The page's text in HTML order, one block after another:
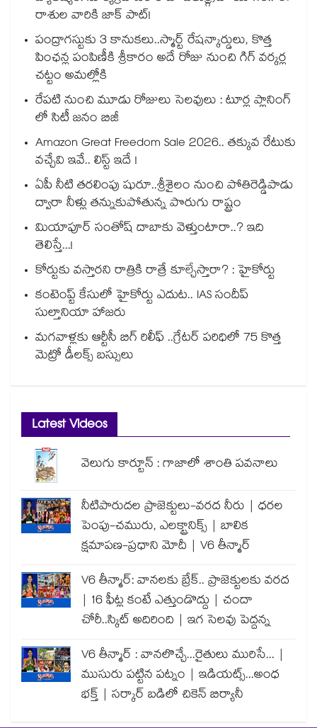
రాశుల వారికి జాక్ పాట్!
పంద్రాగస్టుకు 3 కానుకలు..స్మార్ట్ రేషన్కార్డులు, కొత్త
పింఛన్ల పంపిణీకి శ్రీకారం అదే రోజు నుంచి గిగ్ వర్కర్ల
చట్టం అమల్లోకి
రేపటి నుంచి మూడు రోజులు సెలవులు : టూర్ల ప్లానింగ్
లో సిటీ జనం బిజీ
Amazon Great Freedom Sale 2026.. తక్కువ రేటుకు
వచ్చేవి ఇవే.. లిస్ట్ ఇదే !
ఏపీ నీటి తరలింపు షురూ..శ్రీశైలం నుంచి పోతిరెడ్డిపాడు
ద్వారా నీళ్లు తన్నుకుపోతున్న పొరుగు రాష్ట్రం
మియాపూర్ సంతోష్ దాబాకు వెళ్తుంటారా..? ఇది
తెలిస్తే...!
కోర్టుకు వస్తారని రాత్రికి రాత్రే కూల్చేస్తారా? : హైకోర్టు
కంటెంప్ట్ కేసులో హైకోర్టు ఎదుట.. IAS సందీప్
సుల్తానియా హాజరు
మగవాళ్లకు ఆర్టీసీ బిగ్ రిలీఫ్ ..గ్రేటర్ పరిధిలో 75 కొత్త
మెట్రో డీలక్స్ బస్సులు
Latest Videos
వెలుగు కార్టూన్ : గాజాలో శాంతి పవనాలు
నీటిపారుదల ప్రాజెక్టులు-వరద నీరు | ధరల
పెంపు-చమురు, ఎలక్ట్రానిక్స్ | బాలిక
క్షమాపణ-ప్రధాని మోదీ | V6 తీన్మార్
V6 తీన్మార్: వానలకు బ్రేక్.. ప్రాజెక్టులకు వరద
| 16 ఫీట్ల కంటే ఎత్తుండొద్దు | చందా
చోరీ..స్కిట్ అదిరింది | ఇగ సెలవు పెద్దన్న
V6 తీన్మార్ : వానలొచ్చే...రైతులు మురిసే... |
ముసురు పట్టిన పట్నం | ఇడియట్స్...అంధ
భక్త్ | సర్కార్ బడిలో చికెన్ బిర్యానీ